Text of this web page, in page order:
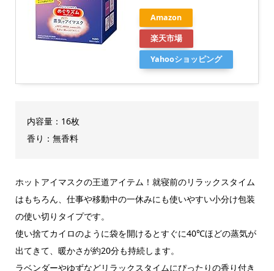
Amazon
楽天市場
Yahooショッピング
内容量：16枚
香り：無香料
ホットアイマスクの王道アイテム！就寝前のリラックスタイム
はもちろん、仕事や移動中の一休みにも使いやすい小分け包装
の使い切りタイプです。
使い捨てカイロのように袋を開けるとすぐに40℃ほどの蒸気が
出てきて、暖かさが約20分も持続します。
ラベンダーやゆずなどリラックスタイムにぴったりの香り付き